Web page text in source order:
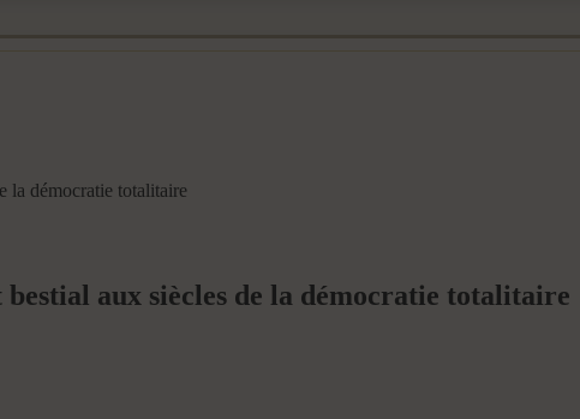
la démocratie totalitaire
aux siècles de la démocratie totalitaire